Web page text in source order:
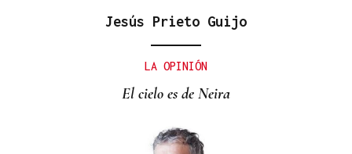
Jesús Prieto Guijo
LA OPINIÓN
El cielo es de Neira